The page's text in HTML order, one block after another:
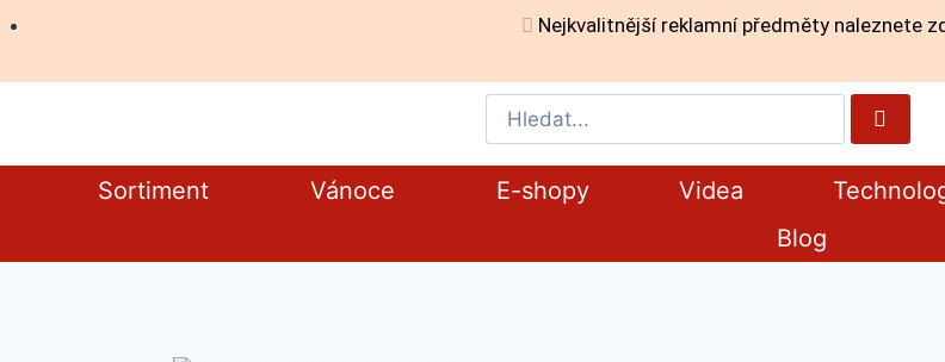
Nejkvalitnější reklamní předměty naleznete
Sortiment Vánoce E-shopy Videa
Blog